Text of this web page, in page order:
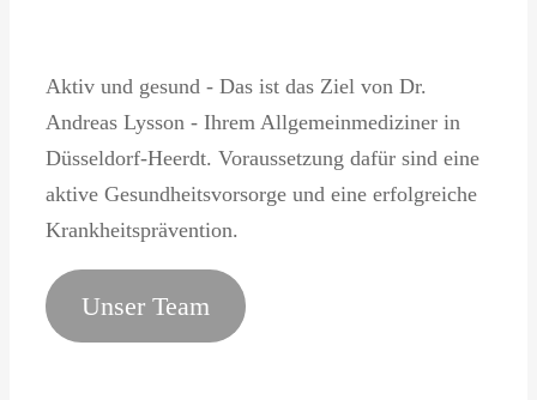
Aktiv und gesund - Das ist das Ziel von Dr.
Andreas Lysson - Ihrem Allgemeinmediziner in
Düsseldorf-Heerdt. Voraussetzung dafür sind eine
aktive Gesundheitsvorsorge und eine erfolgreiche
Krankheitsprävention.
Unser Team